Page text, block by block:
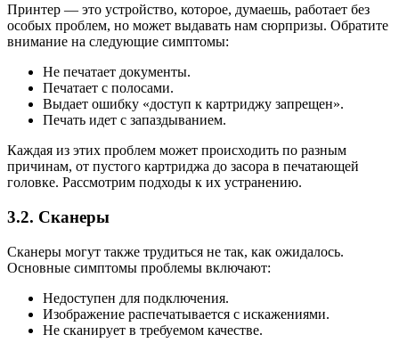
Принтер — это устройство, которое, думаешь, работает без
особых проблем, но может выдавать нам сюрпризы. Обратите
внимание на следующие симптомы:
Не печатает документы.
Печатает с полосами.
Выдает ошибку «доступ к картриджу запрещен».
Печать идет с запаздыванием.
Каждая из этих проблем может происходить по разным
причинам, от пустого картриджа до засора в печатающей
головке. Рассмотрим подходы к их устранению.
3.2. Сканеры
Сканеры могут также трудиться не так, как ожидалось.
Основные симптомы проблемы включают:
Недоступен для подключения.
Изображение распечатывается с искажениями.
Не сканирует в требуемом качестве.